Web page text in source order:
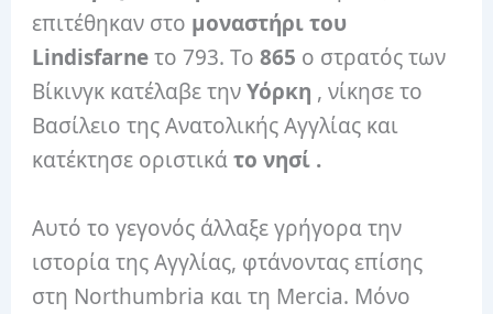
επιτέθηκαν στο μοναστήρι του
Lindisfarneτο 793. Το865 ο στρατός των
Βίκινγκ κατέλαβε τηνΥόρκη , νίκησε το
Βασίλειο της Ανατολικής Αγγλίας και
κατέκτησε οριστικάτο νησί .
Αυτό το γεγονός άλλαξε γρήγορα την
ιστορία της Αγγλίας, φτάνοντας επίσης
στη Northumbria και τη Mercia. Μόνο